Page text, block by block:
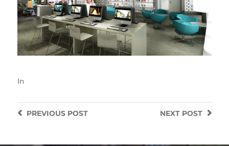
In
NEXT POST
PREVIOUSPOST